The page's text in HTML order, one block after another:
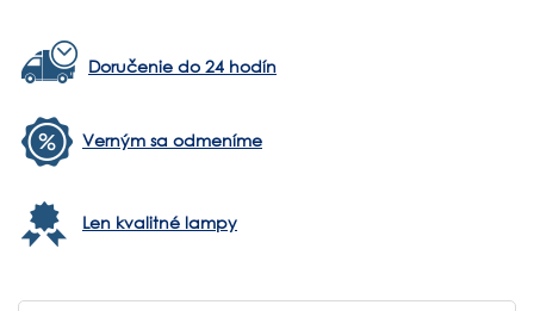
Doručenie do 24 hodín
Verným sa odmeníme
Len kvalitné lampy